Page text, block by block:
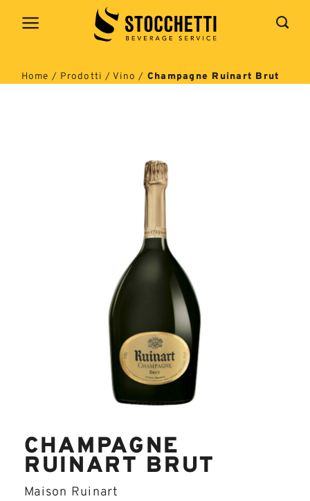
Home / Prodotti /Vino / Champagne Ruinart Brut
CHAMPAGNE
RUINART BRUT
Maison Ruinart